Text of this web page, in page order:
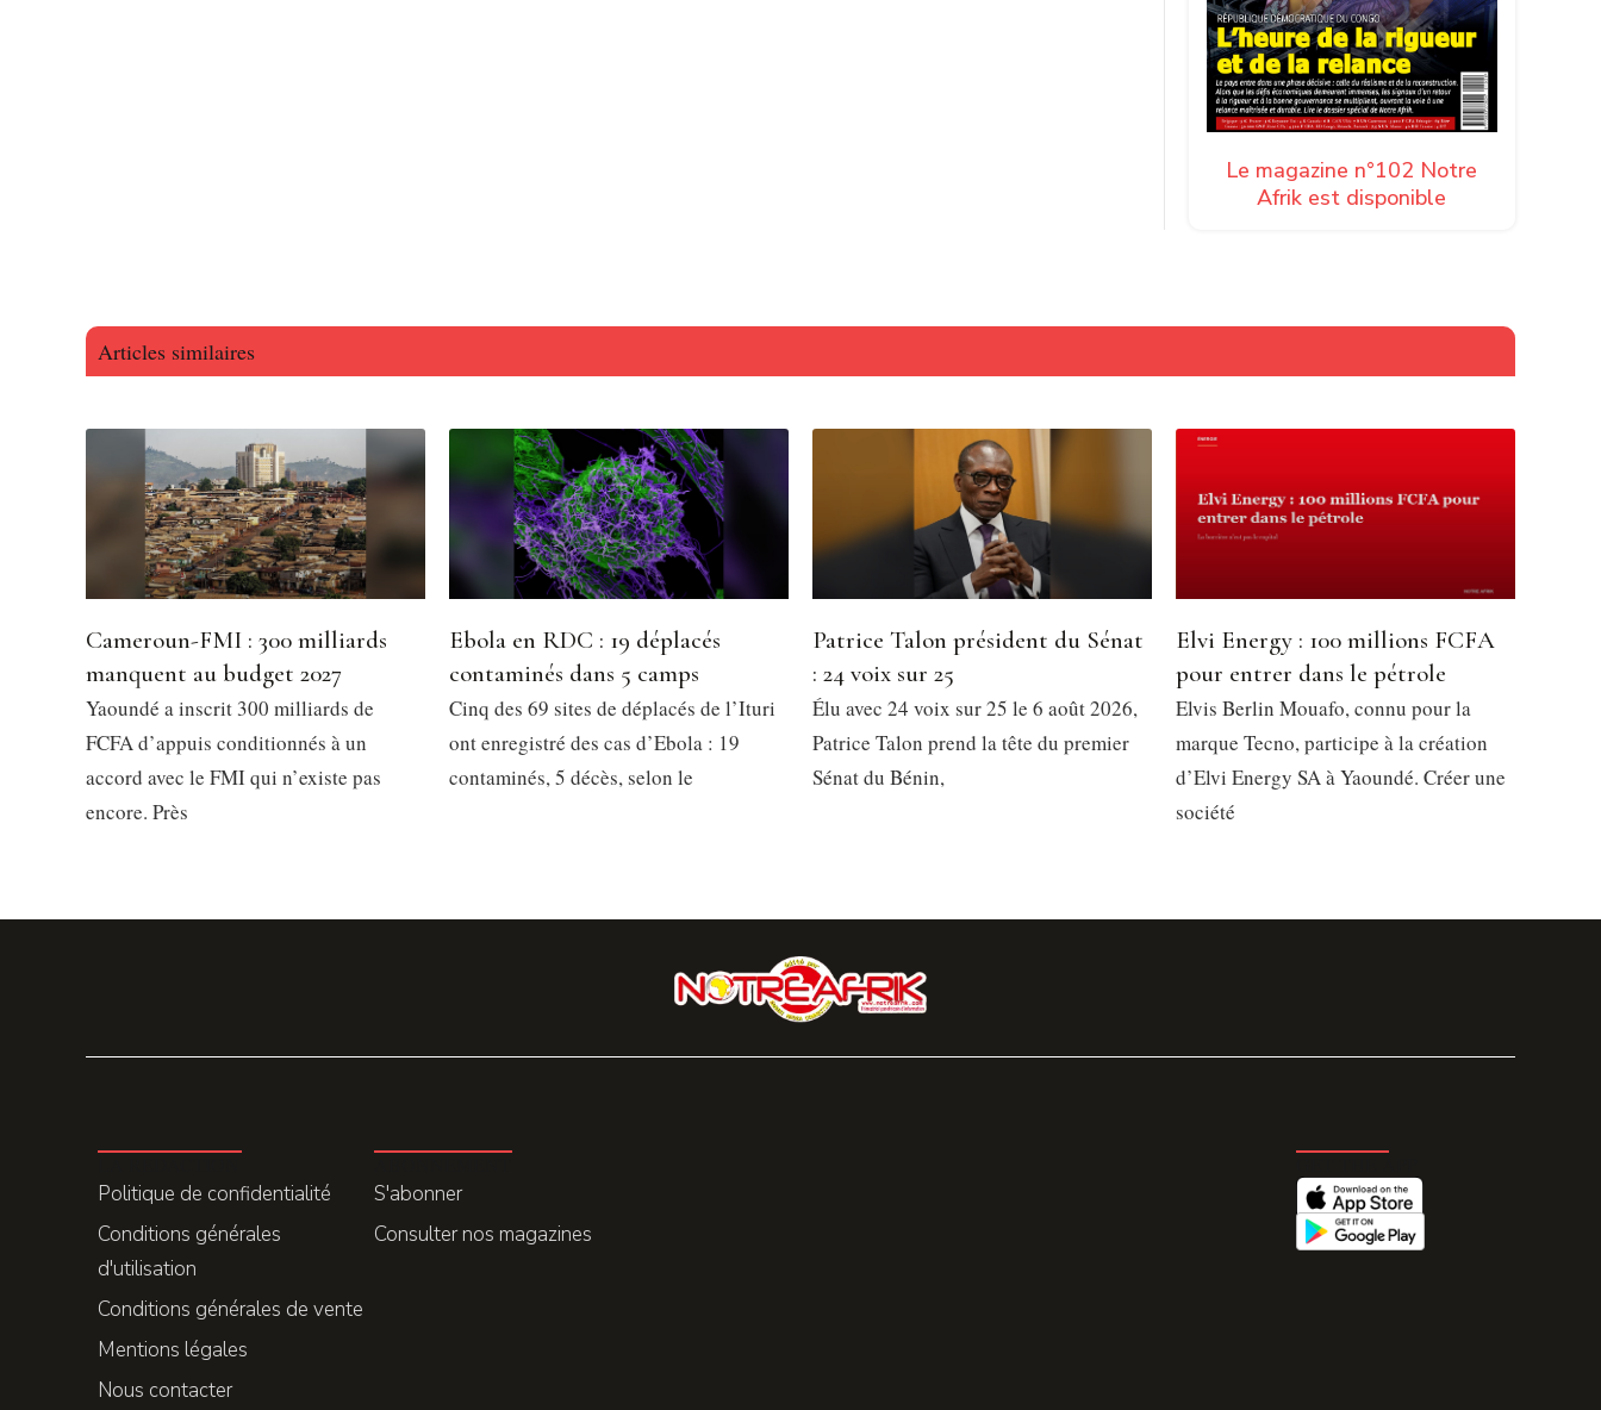
Le magazine n°102 Notre
Afrik est disponible
Articles similaires
Cameroun-FMI : 300 milliards
manquent au budget 2027
Yaoundé a inscrit 300 milliards de
FCFA d’appuis conditionnés à un
accord avec le FMI qui n’existe pas
encore. Près
Ebola en RDC : 19 déplacés
contaminés dans 5 camps
Cinq des 69 sites de déplacés de l’Ituri
ont enregistré des cas d’Ebola : 19
contaminés, 5 décès, selon le
Patrice Talon président du Sénat
: 24 voix sur 25
Élu avec 24 voix sur 25 le 6 août 2026,
Patrice Talon prend la tête du premier
Sénat du Bénin,
Elvi Energy : 100 millions FCFA
pour entrer dans le pétrole
Elvis Berlin Mouafo, connu pour la
marque Tecno, participe à la création
d’Elvi Energy SA à Yaoundé. Créer une
société
Politique de confidentialité
Conditions générales
d'utilisation
Conditions générales de vente
Mentions légales
Nous contacter
S'abonner
Consulter nos magazines